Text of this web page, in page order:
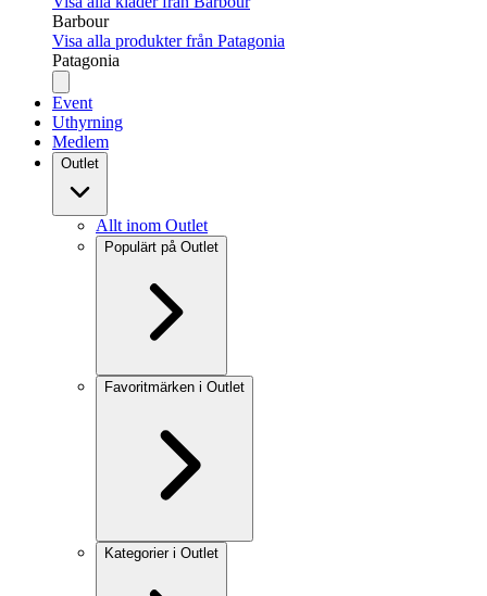
Barbour
Visa alla produkter från Patagonia
Patagonia
Event
Uthyrning
Medlem
Outlet
Allt inom Outlet
Populärt på Outlet
Favoritmärken i Outlet
Kategorier i Outlet